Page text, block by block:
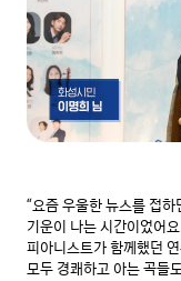
“요즘 우울한 뉴스를 접
기운이 나는 시간이었어
피아니스트가 함께했던
모두 경쾌하고 아는 곡들